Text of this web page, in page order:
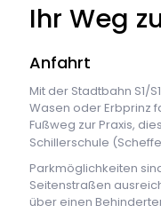
Ihr Weg
Anfahrt
Mit der Stadtbahn S1/
Wasen oder Erbprinz
Fußweg zur Praxis,
Schillerschule
Parkmöglichkeiten
Seitenstraßen
über einen